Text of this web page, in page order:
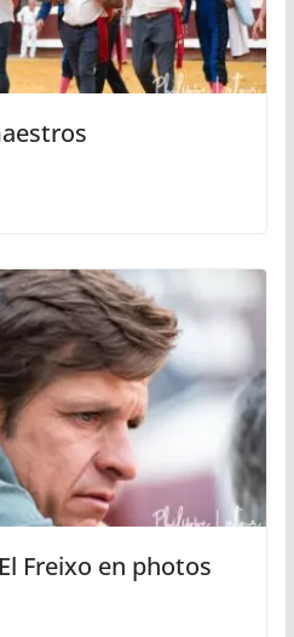
Freixo en photos